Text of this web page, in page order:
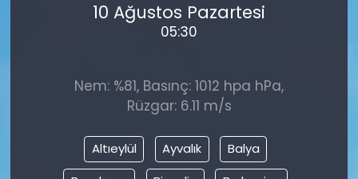
10 Ağustos Pazartesi
05:30
Nem: %81, Basınç: 1012 hpa hPa,
Rüzgar: 6.11 m/s
Altıeylül Ayvalık
Balya
Siyaset
TEKNOLOJİ
Yaşam